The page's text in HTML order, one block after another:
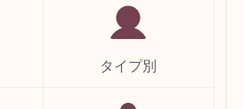
タイプ別